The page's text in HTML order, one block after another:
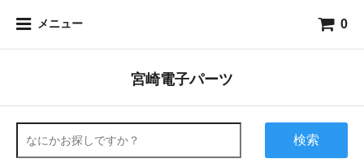
メニュー 0
宮崎電子パーツ
検索